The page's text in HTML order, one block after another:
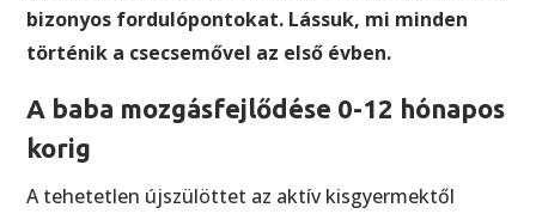
bizonyos fordulópontokat. Lássuk, mi minden
történik a csecsemővel az első évben.
A baba mozgásfejlődése 0-12 hónapos
korig
A tehetetlen újszülöttet az aktív kisgyermektől